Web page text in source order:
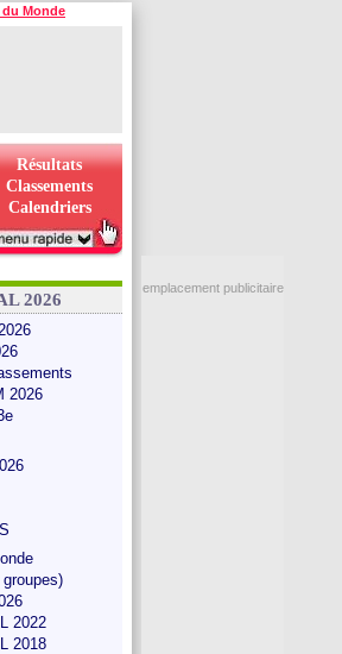
du Monde
Résultats
Classements
Calendriers
2026
2026
2022
2018
emplacement publicitaire